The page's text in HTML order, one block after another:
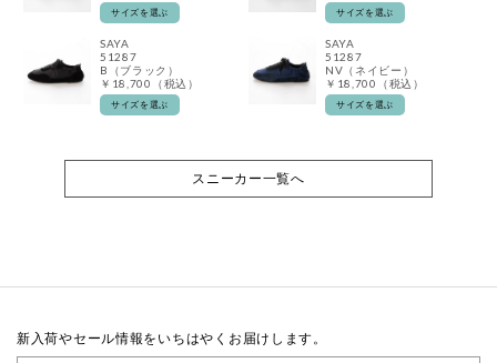
サイズを選ぶ サイズを選ぶ
SAYA
51287
B（ブラック）
￥18,700（税込）
サイズを選ぶ
SAYA
51287
NV（ネイビー）
￥18,700（税込）
サイズを選ぶ
スニーカー一覧へ
新入荷やセール情報をいちはやくお届けします。